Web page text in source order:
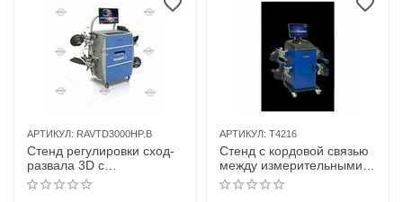
АРТИКУЛ: RAVTD3000HP.B
Стенд регулировки сход-
развала 3D с
фиксированным
позиционированием 4-х
АРТИКУЛ: Т4216
Стенд с кордовой связью
между измерительными
приборами техновектор 4
т4216